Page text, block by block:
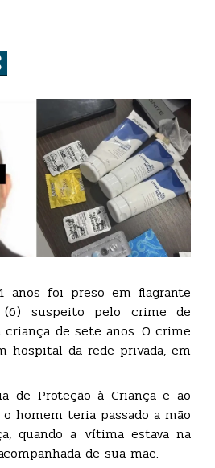
anos foi preso em flagrante
(6) suspeito pelo crime de
de sete anos. O crime
hospital da rede privada, em
de Proteção à Criança e ao
o homem teria passado a mão
quando a vítima estava na
de sua mãe.